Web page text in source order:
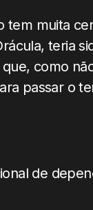
muita
teria
como
passar o
de